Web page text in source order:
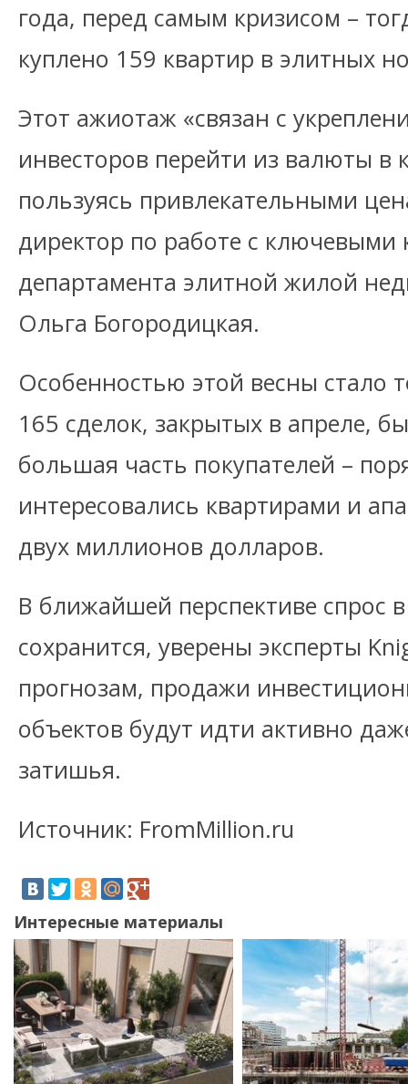
года, перед самым кризисом –
куплено 159 квартир в элитных
Этот ажиотаж «связан с
инвесторов перейти из валюты в
пользуясь привлекательными
директор по работе с ключевыми
департамента элитной жилой
Ольга Богородицкая.
Особенностью этой весны стало
165 сделок, закрытых в апреле,
большая часть покупателей –
интересовались квартирами и
двух миллионов долларов.
В ближайшей перспективе спрос
сохранится, уверены эксперты
прогнозам, продажи
объектов будут идти активно
затишья.
Источник: FromMillion.ru
Интересные материалы